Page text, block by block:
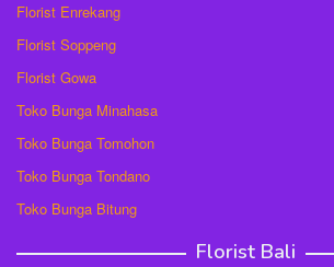
Florist Enrekang
Florist Soppeng
Florist Gowa
Toko Bunga Minahasa
Toko Bunga Tomohon
Toko Bunga Tondano
Toko Bunga Bitung
Florist Bali